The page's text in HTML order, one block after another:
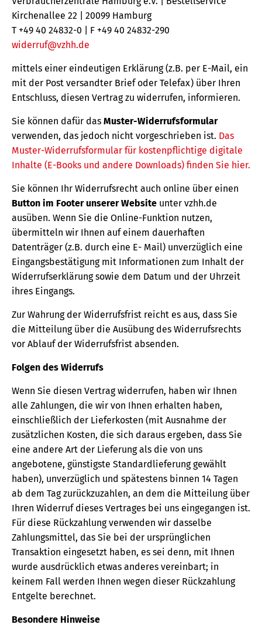
Kirchenallee 22 | 20099 Hamburg
T +49 40 24832-0 | F +49 40 24832-290
widerruf@vzhh.de
mittels einer eindeutigen Erklärung (z.B. per E-Mail, ein
mit der Post versandter Brief oder Telefax) über Ihren
Entschluss, diesen Vertrag zu widerrufen, informieren.
Sie können dafür das Muster-Widerrufsformular
verwenden, das jedoch nicht vorgeschrieben ist. Das
Muster-Widerrufsformular für kostenpflichtige digitale
Inhalte (E-Books und andere Downloads) finden Sie hier.
Sie können Ihr Widerrufsrecht auch online über einen
Button im Footer unserer Website unter vzhh.de
ausüben. Wenn Sie die Online-Funktion nutzen,
übermitteln wir Ihnen auf einem dauerhaften
Datenträger (z.B. durch eine E- Mail) unverzüglich eine
Eingangsbestätigung mit Informationen zum Inhalt der
Widerrufserklärung sowie dem Datum und der Uhrzeit
ihres Eingangs.
Zur Wahrung der Widerrufsfrist reicht es aus, dass Sie
die Mitteilung über die Ausübung des Widerrufsrechts
vor Ablauf der Widerrufsfrist absenden.
Folgen des Widerrufs
Wenn Sie diesen Vertrag widerrufen, haben wir Ihnen
alle Zahlungen, die wir von Ihnen erhalten haben,
einschließlich der Lieferkosten (mit Ausnahme der
zusätzlichen Kosten, die sich daraus ergeben, dass Sie
eine andere Art der Lieferung als die von uns
angebotene, günstigste Standardlieferung gewählt
haben), unverzüglich und spätestens binnen 14 Tagen
ab dem Tag zurückzuzahlen, an dem die Mitteilung über
Ihren Widerruf dieses Vertrages bei uns eingegangen ist.
Für diese Rückzahlung verwenden wir dasselbe
Zahlungsmittel, das Sie bei der ursprünglichen
Transaktion eingesetzt haben, es sei denn, mit Ihnen
wurde ausdrücklich etwas anderes vereinbart; in
keinem Fall werden Ihnen wegen dieser Rückzahlung
Entgelte berechnet.
Besondere Hinweise